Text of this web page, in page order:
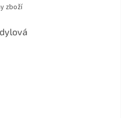
zboží
je 5 z 5 hvězdiček.
je 5 z 5 hvězdiček.